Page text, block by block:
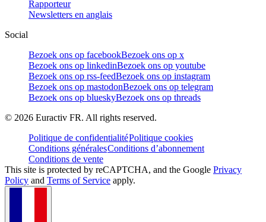
Rapporteur
Newsletters en anglais
Social
Bezoek ons op facebookBezoek ons op x
Bezoek ons op linkedinBezoek ons op youtube
Bezoek ons op rss-feedBezoek ons op instagram
Bezoek ons op mastodonBezoek ons op telegram
Bezoek ons op blueskyBezoek ons op threads
© 2026 Euractiv FR. All rights reserved.
Politique de confidentialitéPolitique cookies
Conditions généralesConditions d’abonnement
Conditions de vente
This site is protected by reCAPTCHA, and the Google Privacy
Policy and Terms of Service apply.